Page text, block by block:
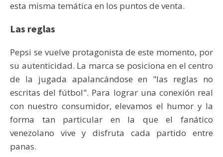
esta misma temática en los puntos de venta.
Las reglas
Pepsi se vuelve protagonista de este momento, por
su autenticidad. La marca se posiciona en el centro
de la jugada apalancándose en "las reglas no
escritas del fútbol". Para lograr una conexión real
con nuestro consumidor, elevamos el humor y la
forma tan particular en la que el fanático
venezolano vive y disfruta cada partido entre
panas.